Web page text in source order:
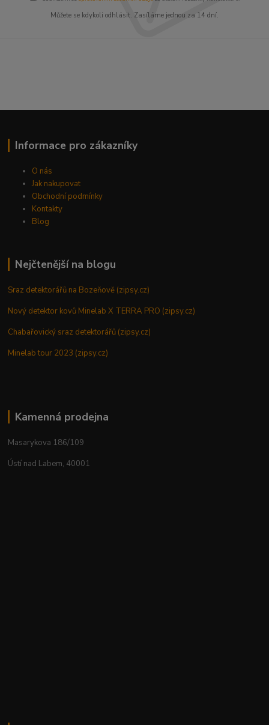
Můžete se kdykoli odhlásit. Zasíláme jednou za 14 dní.
Informace pro zákazníky
O nás
Jak nakupovat
Obchodní podmínky
Kontakty
Blog
Nejčtenější na blogu
Sraz detektorářů na Bozeňově (zipsy.cz)
Nový detektor kovů Minelab X TERRA PRO (zipsy.cz)
Chabařovický sraz detektorářů (zipsy.cz)
Minelab tour 2023 (zipsy.cz)
Kamenná prodejna
Masarykova 186/109
Ústí nad Labem, 40001